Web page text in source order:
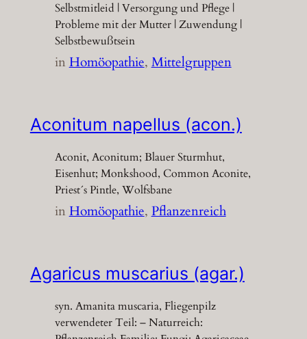
Selbstmitleid | Versorgung und Pflege |
Probleme mit der Mutter | Zuwendung |
Selbstbewußtsein
inHomöopathie, Mittelgruppen
Aconitum napellus (acon.)
Aconit, Aconitum; Blauer Sturmhut,
Eisenhut; Monkshood, Common Aconite,
Priest´s Pintle, Wolfsbane
inHomöopathie, Pflanzenreich
Agaricus muscarius (agar.)
syn. Amanita muscaria, Fliegenpilz
verwendeter Teil: – Naturreich: